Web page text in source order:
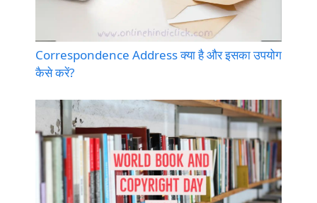
Correspondence Address क्या है और इसका उपयोग
कैसे करें?